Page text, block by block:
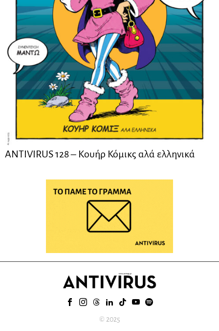
ANTIVIRUS 128 – Kουήρ Κόμικς αλά ελληνικά
© 2025